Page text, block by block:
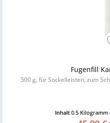
Fugenfill
500 g, für Sockelleisten, zum
Inhalt 0.5 Kilogramm